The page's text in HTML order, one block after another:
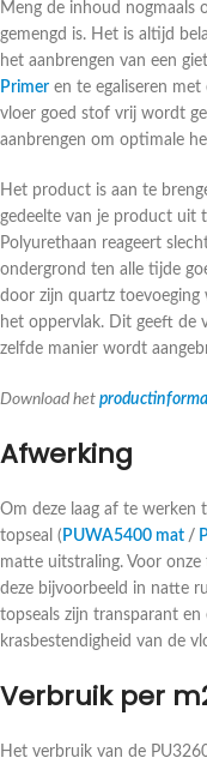
Meng de inhoud nogmaals
gemengd is. Het is altijd
het aanbrengen van een
Primer en te egaliseren met
vloer goed stof vrij wordt
aanbrengen om optimale
Het product is aan te
gedeelte van je product uit
Polyurethaan reageert
ondergrond ten alle tijde
door zijn quartz toevoeging
het oppervlak. Dit geeft de
zelfde manier wordt
Download het
Afwerking
Om deze laag af te werken
topseal ( PUWA5400 mat /
matte uitstraling. Voor
deze bijvoorbeeld in natte
topseals zijn transparant
krasbestendigheid van de
Verbruik per
Het verbruik van de